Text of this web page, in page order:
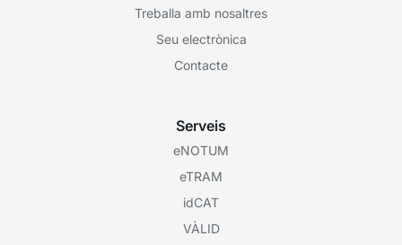
Treballa amb nosaltres
Seu electrònica
Contacte
Serveis
eNOTUM
eTRAM
idCAT
VÀLID